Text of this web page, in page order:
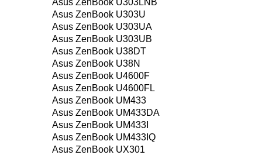
Asus ZenBook U303LNB
Asus ZenBook U303U
Asus ZenBook U303UA
Asus ZenBook U303UB
Asus ZenBook U38DT
Asus ZenBook U38N
Asus ZenBook U4600F
Asus ZenBook U4600FL
Asus ZenBook UM433
Asus ZenBook UM433DA
Asus ZenBook UM433I
Asus ZenBook UM433IQ
Asus ZenBook UX301